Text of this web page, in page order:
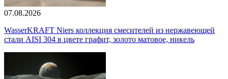
07.08.2026
WasserKRAFT Niers коллекция смесителей из нержавеющей
стали AISI 304 в цвете графит, золото матовое, никель